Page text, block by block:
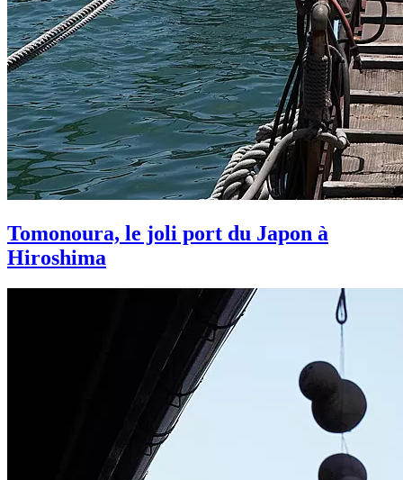
Tomonoura, le joli port du Japon à
Hiroshima